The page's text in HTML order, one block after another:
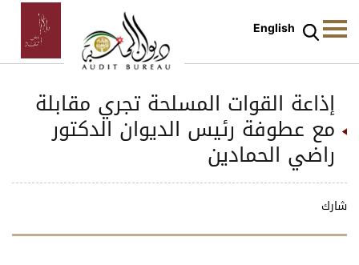
English
إذاعة القوات المسلحة تجري مقابلة
مع عطوفة رئيس الديوان الدكتور
راضي الحمادين
شارك